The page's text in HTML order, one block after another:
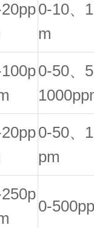
0-10、
m
0-50、
0-50、
pm
0-